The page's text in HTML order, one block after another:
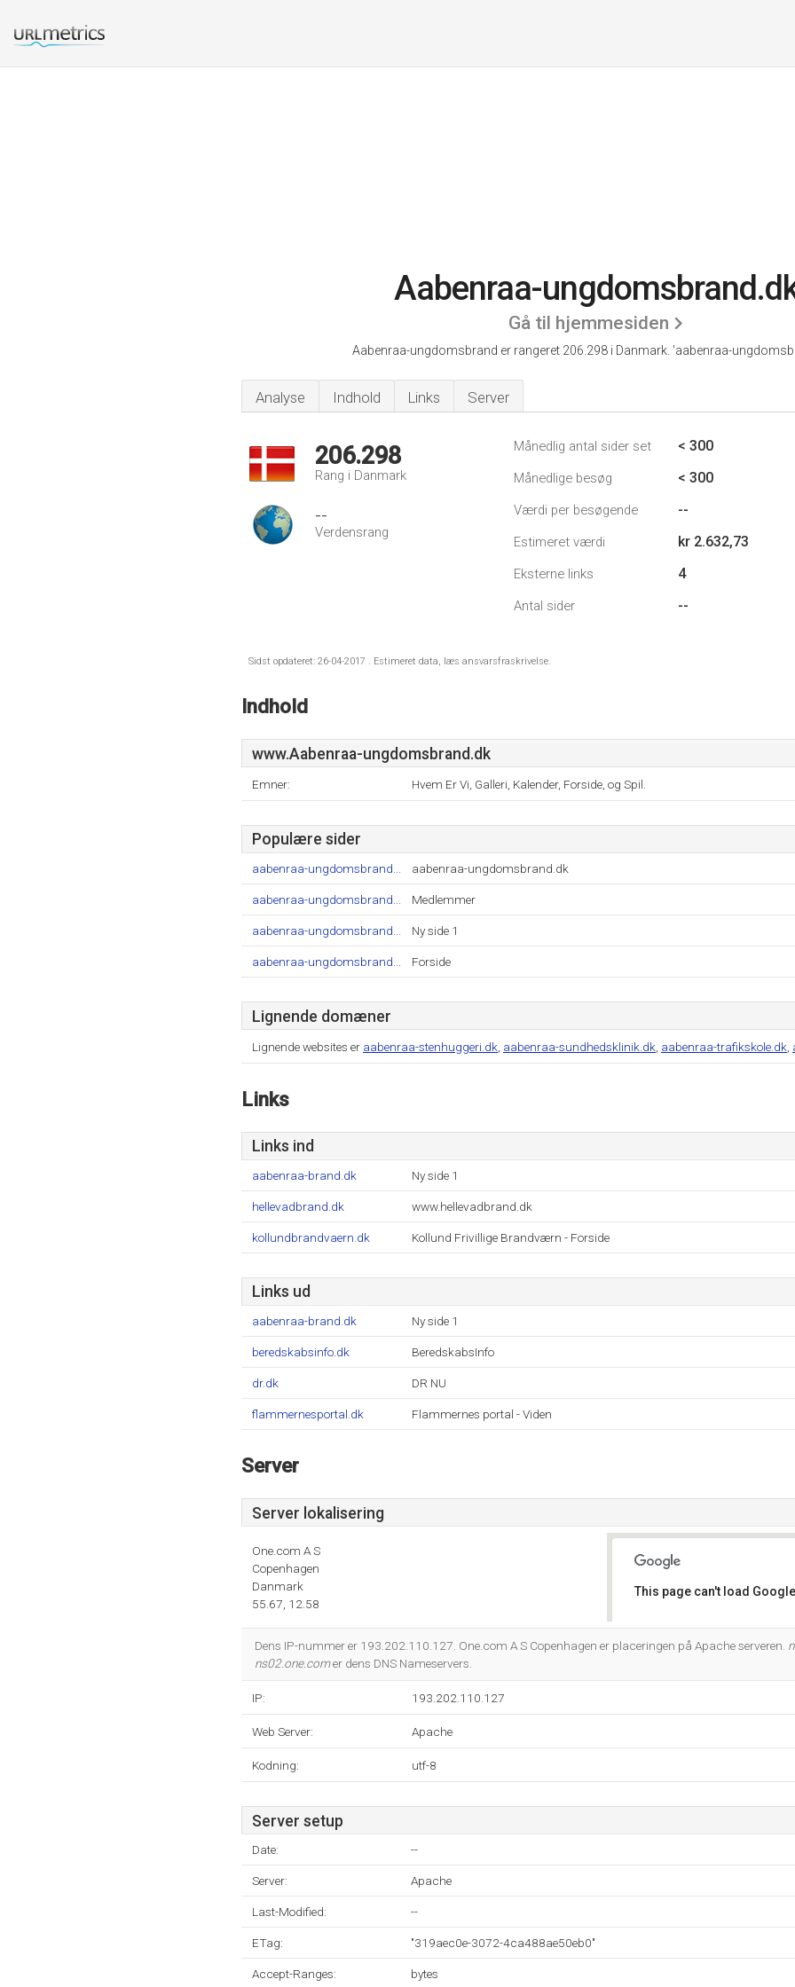
Aabenraa-
Gå til hjemmesiden
Aabenraa-ungdomsbrand er rangeret 206.298 i Danmark. 'aabenraa-
Analyse Indhold Links Server
206.298
Rang i Danmark
--
Verdensrang
Månedlig antal sider set < 300
Månedlige besøg < 300
Værdi per besøgende --
Estimeret værdi kr 2.632,73
Eksterne links 4
Antal sider --
Sidst opdateret: 26-04-2017 . Estimeret data, læs ansvarsfraskrivelse.
Indhold
www.Aabenraa-ungdomsbrand.dk
Emner: Hvem Er Vi, Galleri, Kalender, Forside, og Spil.
Populære sider
aabenraa-ungdomsbrand... aabenraa-ungdomsbrand.dk
aabenraa-ungdomsbrand... Medlemmer
aabenraa-ungdomsbrand... Ny side 1
aabenraa-ungdomsbrand... Forside
Lignende domæner
Lignende websites er aabenraa-stenhuggeri.dk aabenraa-sundhedsklinik.dk aabenraa-trafikskole.dk
Links
Links ind
aabenraa-brand.dk Ny side 1
hellevadbrand.dk www.hellevadbrand.dk
kollundbrandvaern.dk Kollund Frivillige Brandværn - Forside
Links ud
aabenraa-brand.dk Ny side 1
beredskabsinfo.dk BeredskabsInfo
dr.dk DR NU
flammernesportal.dk Flammernes portal - Viden
Server
Server lokalisering
One.com A S
Copenhagen
Danmark
55.67, 12.58
This page can't load
Do you own this website?
Dens IP-nummer er 193.202.110.127. One.com A S Copenhagen er placeringen på Apache serveren.
ns02.one.comer dens DNS Nameservers.
IP: 193.202.110.127
Web Server: Apache
Kodning: utf-8
Server setup
Date: --
Server: Apache
Last-Modified: --
ETag: "319aec0e-3072-4ca488ae50eb0"
Accept-Ranges: bytes